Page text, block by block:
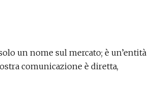
un nome sul mercato; è un’entità
comunicazione è diretta,